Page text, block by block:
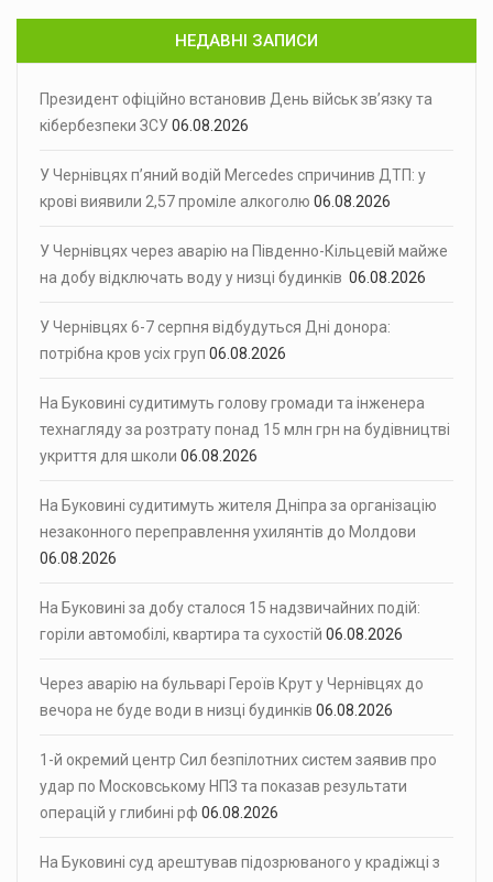
НЕДАВНІ ЗАПИСИ
Президент офіційно встановив День військ зв’язку та
кібербезпеки ЗСУ06.08.2026
У Чернівцях п’яний водій Mercedes спричинив ДТП: у
крові виявили 2,57 проміле алкоголю 06.08.2026
У Чернівцях через аварію на Південно-Кільцевій майже
на добу відключать воду у низці будинків 06.08.2026
У Чернівцях 6-7 серпня відбудуться Дні донора:
потрібна кров усіх груп 06.08.2026
На Буковині судитимуть голову громади та інженера
технагляду за розтрату понад 15 млн грн на будівництві
укриття для школи 06.08.2026
На Буковині судитимуть жителя Дніпра за організацію
незаконного переправлення ухилянтів до Молдови
06.08.2026
На Буковині за добу сталося 15 надзвичайних подій:
горіли автомобілі, квартира та сухостій 06.08.2026
Через аварію на бульварі Героїв Крут у Чернівцях до
вечора не буде води в низці будинків 06.08.2026
1-й окремий центр Сил безпілотних систем заявив про
удар по Московському НПЗ та показав результати
операцій у глибині рф 06.08.2026
На Буковині суд арештував підозрюваного у крадіжці з